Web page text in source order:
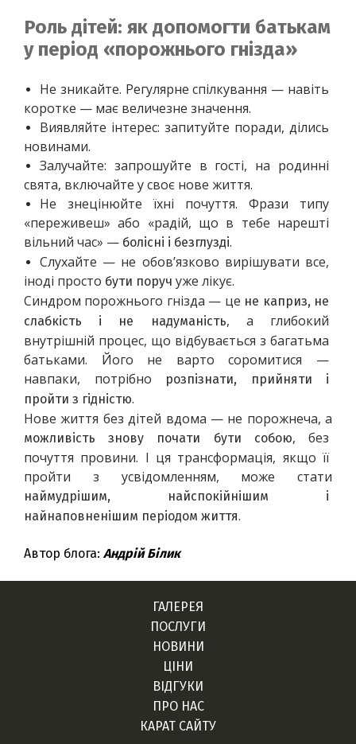
Роль дітей: як допомогти батькам
у період «порожнього гнізда»
Не зникайте. Регулярне спілкування — навіть
коротке — має величезне значення.
Виявляйте інтерес: запитуйте поради, ділись
новинами.
Залучайте: запрошуйте в гості, на родинні
свята, включайте у своє нове життя.
Не знецінюйте їхні почуття. Фрази типу
«переживеш» або «радій, що в тебе нарешті
вільний час» — болісні і безглузді.
Слухайте — не обов’язково вирішувати все,
іноді просто бути поруч уже лікує.
Синдром порожнього гнізда — це не каприз, не
слабкість і не надуманість, а глибокий
внутрішній процес, що відбувається з багатьма
батьками. Його не варто соромитися —
навпаки, потрібно
розпізнати, прийняти і
пройти з гідністю.
Нове життя без дітей вдома — не порожнеча, а
можливість знову почати бути собою, без
почуття провини. І ця трансформація, якщо її
пройти з усвідомленням, може стати
наймудрішим, найспокійнішим і
найнаповненішим періодом життя.
Автор блога: Андрій Білик
ГАЛЕРЕЯ
ПОСЛУГИ
НОВИНИ
ЦІНИ
ВІДГУКИ
ПРО НАС
КАРАТ САЙТУ